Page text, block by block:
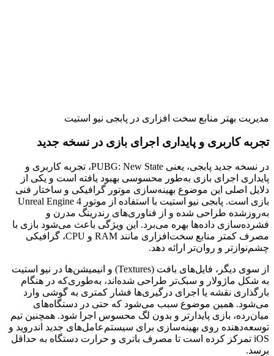
مدیریت بهتر منابع سخت افزاری در پابجی نیو استیت
تجربه کاربری و پایداری اجرای بازی در نسخه جدید
در نسخه جدید پابجی، یعنی PUBG: New State، تجربه کاربری و
پایداری اجرای بازی به‌طور محسوسی بهبود یافته است و یکی از
دلایل اصلی این موضوع بهینه‌سازی موتور گرافیکی و ساختار فنی
بازی است. پابجی نیو استیت با استفاده از موتور Unreal Engine 4
به‌روزشده طراحی شده و از فناوری‌های رندرینگ مدرن و
فشرده‌سازی داده‌ها بهره می‌برد. این ویژگی باعث می‌شود بازی با
مصرف کمتر منابع سخت‌افزاری مانند RAM و CPU، گرافیکی
چشم‌نوازتر و روان‌تر ارائه دهد.
از سوی دیگر، فایل‌های بافت (Textures) و انیمیشن‌ها در نیو استیت
به شکل ماژولار و سبک‌تر طراحی شده‌اند، به‌طوری‌که در هنگام
بارگذاری نقشه یا اجرای درگیری‌ها فشار کمتری به گوشی وارد
می‌شود. همین موضوع سبب می‌شود که حتی در دستگاه‌های
میان‌رده، بازی پایدارتر و بدون لگ محسوس اجرا شود. همچنین تیم
توسعه‌دهنده روی بهینه‌سازی برای سیستم‌عامل‌های جدید اندروید و
iOS تمرکز کرده است تا مصرف باتری و حرارت دستگاه به حداقل
برسد.